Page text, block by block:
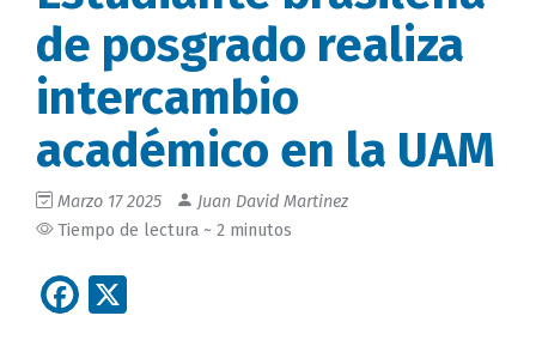
de posgrado realiza
intercambio
académico en la UAM
Marzo 17 2025
Juan David Martinez
Tiempo de lectura ~ 2 minutos
Facebook